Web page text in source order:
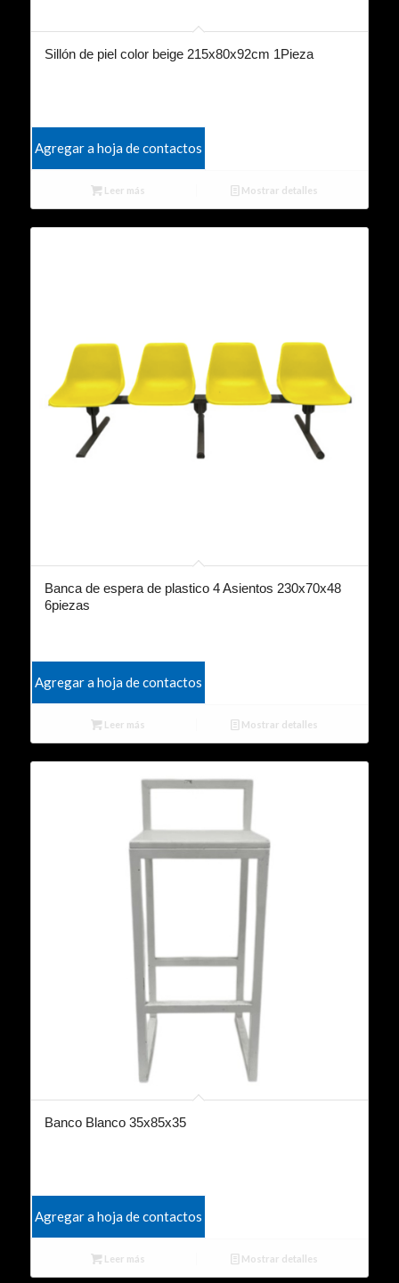
Sillón de piel color beige 215x80x92cm 1Pieza
Agregar a hoja de contactos
Leer más Mostrar detalles
Banca de espera de plastico 4 Asientos 230x70x48
6piezas
Agregar a hoja de contactos
Leer más Mostrar detalles
Banco Blanco 35x85x35
Agregar a hoja de contactos
Leer más Mostrar detalles